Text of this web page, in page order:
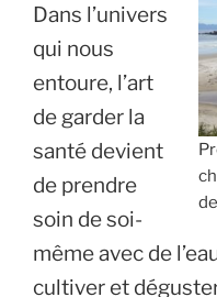
Dans l’univers
qui nous
entoure, l’art
de garder la
santé devient
de prendre
soin de soi-
même avec de
cultiver et